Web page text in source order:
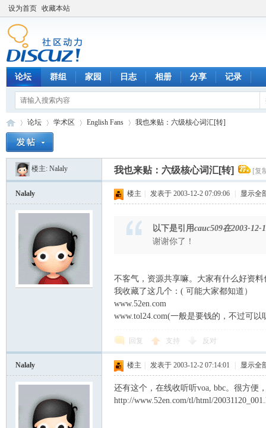
设为首页 收藏本站
论坛 群组 家园 日志 相册 分享 记录
»
论坛
›
学术区 English Fans
›
我也来贴：六级核心词汇[转]
楼主: Nalaly 我也来贴：六级核心词汇[转] [复
Nalaly 楼主 发表于 2003-12-2 07:09:06 显示全
以下是引用cauc509在2003-12-
谢谢你了！
不客气，资源共享嘛。大家有什么好资
我收藏了这几个：( 可能大家都知道）
www.52en.com
www.tol24.com(一般是要钱的，不过可以
回复 支持 反对
Nalaly 楼主 发表于 2003-12-2 07:14:01 显示全
还有这个，在线收听听voa, bbc。很方便
http://www.52en.com/tl/html/